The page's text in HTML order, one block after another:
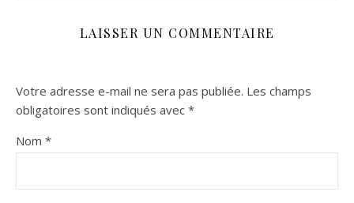
LAISSER UN COMMENTAIRE
Votre adresse e-mail ne sera pas publiée. Les champs
obligatoires sont indiqués avec *
Nom *